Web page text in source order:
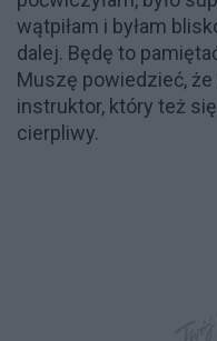
wątpiłam i byłam
dalej. Będę to
Muszę powiedzieć,
instruktor, który też
cierpliwy.